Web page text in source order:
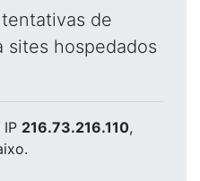
de
sites hospedados
216.73.216.110,